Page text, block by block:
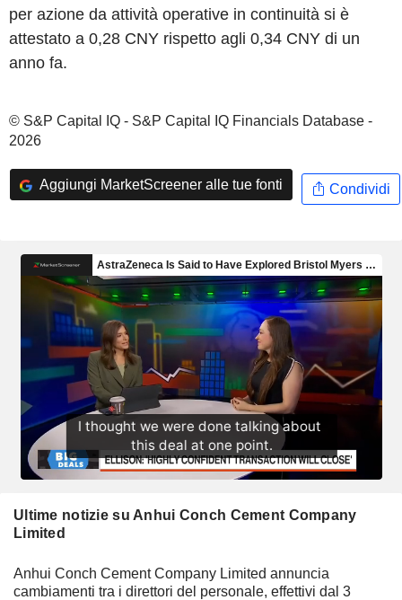
per azione da attività operative in continuità si è
attestato a 0,28 CNY rispetto agli 0,34 CNY di un
anno fa.
© S&P Capital IQ - S&P Capital IQ Financials Database -
2026
Aggiungi MarketScreener alle tue fonti Condividi
Ultime notizie su Anhui Conch Cement Company
Limited
Anhui Conch Cement Company Limited annuncia
cambiamenti tra i direttori del personale, effettivi dal 3